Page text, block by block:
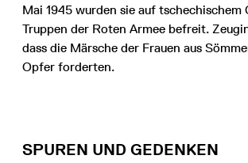
Mai 1945 wurden sie auf tschechischem
Truppen der Roten Armee befreit.
dass die Märsche der Frauen aus
Opfer forderten.
SPUREN UND GEDENKEN